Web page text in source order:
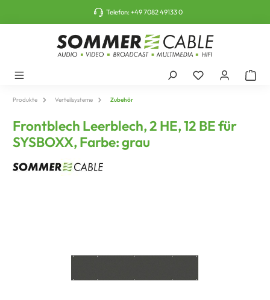
Telefon:+49 7082 49133 0
Produkte Verteilsysteme Zubehör
Frontblech Leerblech, 2 HE, 12 BE für
SYSBOXX, Farbe: grau